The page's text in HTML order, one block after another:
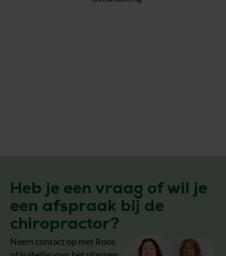
Heb je een vraag of wil je
een afspraak bij de
chiropractor?
Neem contact op met Roos